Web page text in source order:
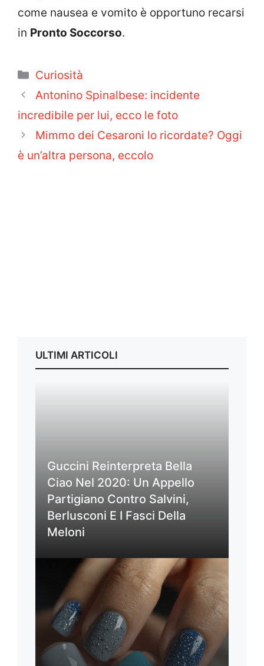
come nausea e vomito è opportuno recarsi
in Pronto Soccorso.
Categorie
Curiosità
Antonino Spinalbese: incidente
incredibile per lui, ecco le foto
Mimmo dei Cesaroni lo ricordate? Oggi
è un’altra persona, eccolo
ULTIMI ARTICOLI
Guccini Reinterpreta Bella
Ciao Nel 2020: Un Appello
Partigiano Contro Salvini,
Berlusconi E I Fasci Della
Meloni